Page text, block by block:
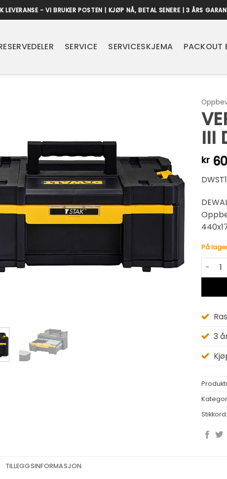
LEVERANSE - VI BRUKER POSTEN | KJØP NÅ, BETAL SENERE | 3 ÅRS
SERVICE SERVICESKJEMA PACKOUT
III
kr
På
3
Stikkord:
TILLEGGSINFORMASJON